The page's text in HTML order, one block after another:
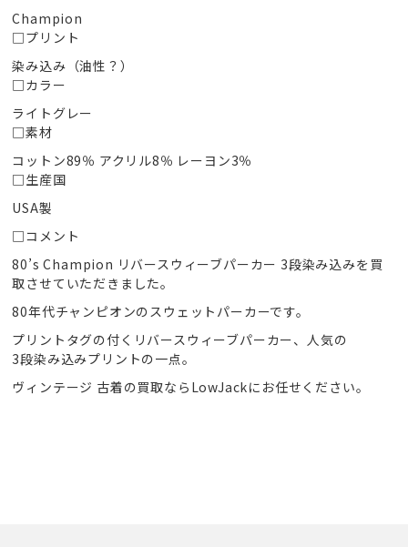
Champion
□プリント
染み込み（油性？）
□カラー
ライトグレー
□素材
コットン89％ アクリル8％ レーヨン3％
□生産国
USA製
□コメント
80’s Champion リバースウィーブパーカー 3段染み込みを買
取させていただきました。
80年代チャンピオンのスウェットパーカーです。
プリントタグの付くリバースウィーブパーカー、人気の
3段染み込みプリントの一点。
ヴィンテージ 古着の買取ならLowJackにお任せください。